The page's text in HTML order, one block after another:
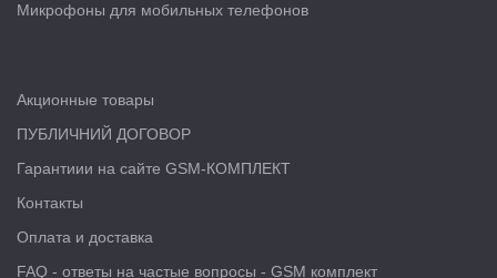
Микрофоны для мобильных телефонов
Акционные товары
ПУБЛИЧНИЙ ДОГОВОР
Гарантиии на сайте GSM-КОМПЛЕКТ
Контакты
Оплата и доставка
FAQ - ответы на частые вопросы - GSM комплект